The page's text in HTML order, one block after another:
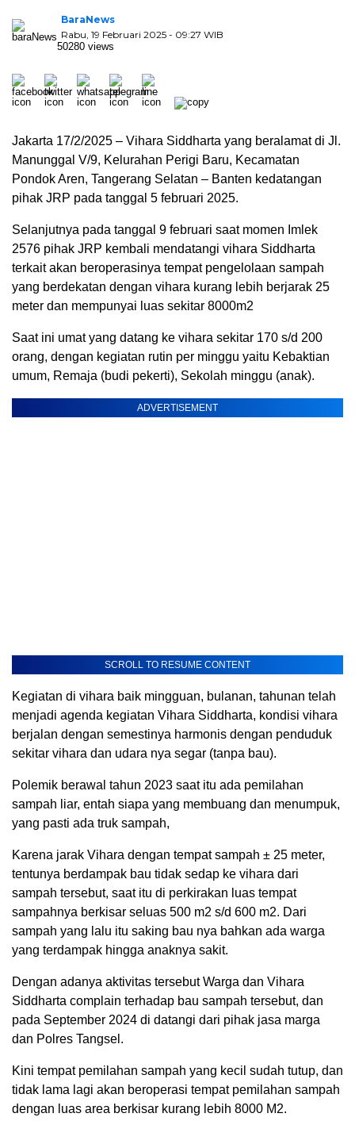
BaraNews
Rabu, 19 Februari 2025 - 09:27 WIB
50280 views
Jakarta 17/2/2025 – Vihara Siddharta yang beralamat di Jl.
Manunggal V/9, Kelurahan Perigi Baru, Kecamatan
Pondok Aren, Tangerang Selatan – Banten kedatangan
pihak JRP pada tanggal 5 februari 2025.
Selanjutnya pada tanggal 9 februari saat momen Imlek
2576 pihak JRP kembali mendatangi vihara Siddharta
terkait akan beroperasinya tempat pengelolaan sampah
yang berdekatan dengan vihara kurang lebih berjarak 25
meter dan mempunyai luas sekitar 8000m2
Saat ini umat yang datang ke vihara sekitar 170 s/d 200
orang, dengan kegiatan rutin per minggu yaitu Kebaktian
umum, Remaja (budi pekerti), Sekolah minggu (anak).
ADVERTISEMENT
SCROLL TO RESUME CONTENT
Kegiatan di vihara baik mingguan, bulanan, tahunan telah
menjadi agenda kegiatan Vihara Siddharta, kondisi vihara
berjalan dengan semestinya harmonis dengan penduduk
sekitar vihara dan udara nya segar (tanpa bau).
Polemik berawal tahun 2023 saat itu ada pemilahan
sampah liar, entah siapa yang membuang dan menumpuk,
yang pasti ada truk sampah,
Karena jarak Vihara dengan tempat sampah ± 25 meter,
tentunya berdampak bau tidak sedap ke vihara dari
sampah tersebut, saat itu di perkirakan luas tempat
sampahnya berkisar seluas 500 m2 s/d 600 m2. Dari
sampah yang lalu itu saking bau nya bahkan ada warga
yang terdampak hingga anaknya sakit.
Dengan adanya aktivitas tersebut Warga dan Vihara
Siddharta complain terhadap bau sampah tersebut, dan
pada September 2024 di datangi dari pihak jasa marga
dan Polres Tangsel.
Kini tempat pemilahan sampah yang kecil sudah tutup, dan
tidak lama lagi akan beroperasi tempat pemilahan sampah
dengan luas area berkisar kurang lebih 8000 M2.